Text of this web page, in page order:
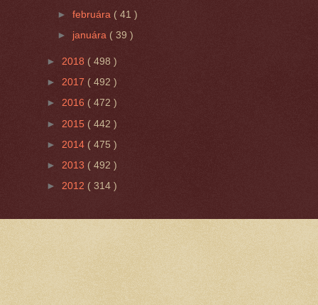
►februára ( 41 )
► januára ( 39 )
► 2018 ( 498 )
► 2017 ( 492 )
► 2016 ( 472 )
► 2015 ( 442 )
► 2014 ( 475 )
► 2013 ( 492 )
► 2012 ( 314 )